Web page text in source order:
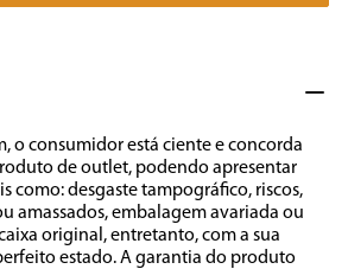
o consumidor está ciente e concorda
de outlet, podendo apresentar
como: desgaste tampográfico, riscos,
amassados, embalagem avariada ou
original, entretanto, com a sua
estado. A garantia do produto